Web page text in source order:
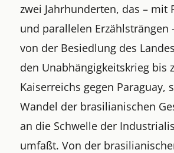
zwei Jahrhunderten, das – mit
und parallelen Erzählsträngen
von der Besiedlung des
den Unabhängigkeitskrieg bis
Kaiserreichs gegen Paraguay,
Wandel der brasilianischen
an die Schwelle der
umfaßt. Von der